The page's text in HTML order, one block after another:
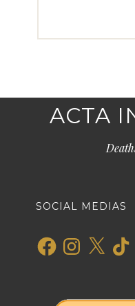
ACTA
SOCIAL MEDIAS
FacebookInstagram
X TikTok